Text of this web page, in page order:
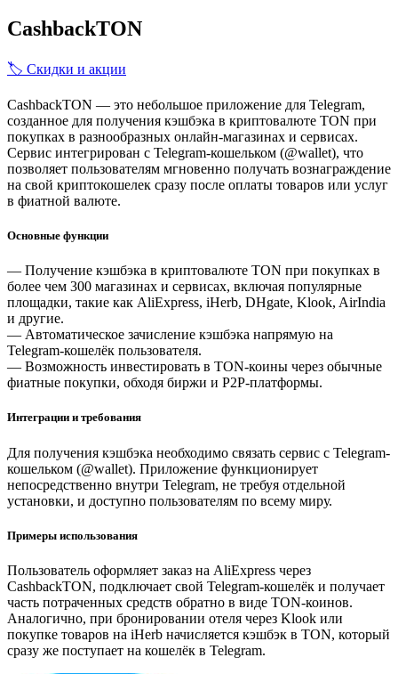
CashbackTON
🏷️ Скидки и акции
CashbackTON — это небольшое приложение для Telegram,
созданное для получения кэшбэка в криптовалюте TON при
покупках в разнообразных онлайн-магазинах и сервисах.
Сервис интегрирован с Telegram-кошельком (@wallet), что
позволяет пользователям мгновенно получать вознаграждение
на свой криптокошелек сразу после оплаты товаров или услуг
в фиатной валюте.
Основные функции
— Получение кэшбэка в криптовалюте TON при покупках в
более чем 300 магазинах и сервисах, включая популярные
площадки, такие как AliExpress, iHerb, DHgate, Klook, AirIndia
и другие.
— Автоматическое зачисление кэшбэка напрямую на
Telegram-кошелёк пользователя.
— Возможность инвестировать в TON-коины через обычные
фиатные покупки, обходя биржи и P2P-платформы.
Интеграции и требования
Для получения кэшбэка необходимо связать сервис с Telegram-
кошельком (@wallet). Приложение функционирует
непосредственно внутри Telegram, не требуя отдельной
установки, и доступно пользователям по всему миру.
Примеры использования
Пользователь оформляет заказ на AliExpress через
CashbackTON, подключает свой Telegram-кошелёк и получает
часть потраченных средств обратно в виде TON-коинов.
Аналогично, при бронировании отеля через Klook или
покупке товаров на iHerb начисляется кэшбэк в TON, который
сразу же поступает на кошелёк в Telegram.